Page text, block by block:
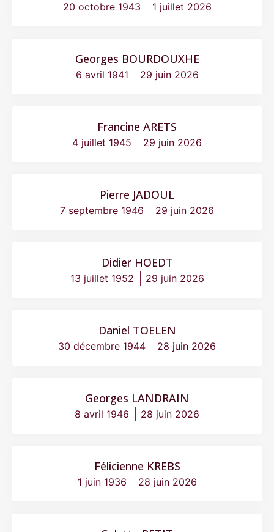
20 octobre 1943 1 juillet 2026
Georges BOURDOUXHE
6 avril 1941 29 juin 2026
Francine ARETS
4 juillet 1945 29 juin 2026
Pierre JADOUL
7 septembre 1946 29 juin 2026
Didier HOEDT
13 juillet 1952 29 juin 2026
Daniel TOELEN
30 décembre 1944 28 juin 2026
Georges LANDRAIN
8 avril 1946 28 juin 2026
Félicienne KREBS
1 juin 1936 28 juin 2026